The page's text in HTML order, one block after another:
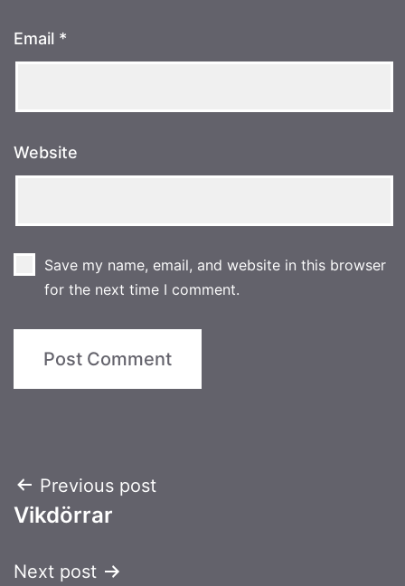
Email *
Website
Save my name, email, and website in this browser
for the next time I comment.
Post
navigation
Previous post
Vikdörrar
Next post